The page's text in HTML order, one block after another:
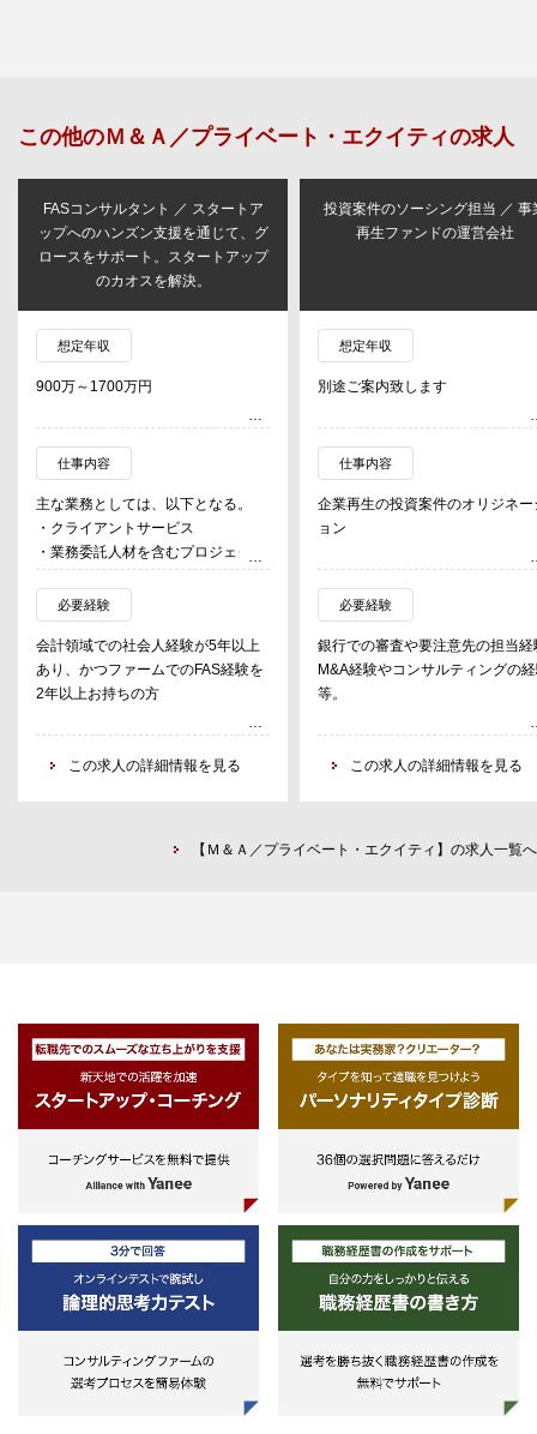
この他のＭ＆Ａ／プライベート・エクイティの求人
FASコンサルタント ／ スタートア
ップへのハンズン支援を通じて、グ
ロースをサポート。スタートアップ
のカオスを解決。
想定年収
900万～1700万円
仕事内容
主な業務としては、以下となる。
・クライアントサービス
・業務委託人材を含むプロジェクト
チームのマネジメント
・営業（課題把握→提案）
・社内活動（営業企画、営業管理、
採用活動、ナレッジ展開）
なお、クライアントサービスの主な
・株価算定業務
・IPOコンサルティング
必要経験
会計領域での社会人経験が5年以上
あり、かつファームでのFAS経験を
2年以上お持ちの方
この求人の詳細情報を見る
投資案件のソーシング担当 ／ 事
再生ファンドの運営会社
想定年収
別途ご案内致します
仕事内容
企業再生の投資案件のオリジネー
ョン
必要経験
銀行での審査や要注意先の担当経
M&A経験やコンサルティングの
等。
この求人の詳細情報を見る
【Ｍ＆Ａ／プライベート・エクイティ】の求人一覧へ